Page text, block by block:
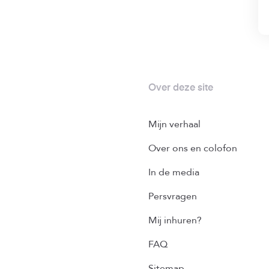
Over deze site
Mijn verhaal
Over ons en colofon
In de media
Persvragen
Mij inhuren?
FAQ